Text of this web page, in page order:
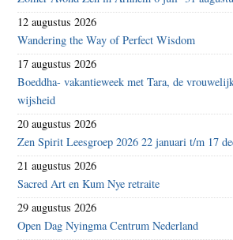
12 augustus 2026
Wandering the Way of Perfect Wisdom
17 augustus 2026
Boeddha- vakantieweek met Tara, de
wijsheid
20 augustus 2026
Zen Spirit Leesgroep 2026 22 januari t/m 17
21 augustus 2026
Sacred Art en Kum Nye retraite
29 augustus 2026
Open Dag Nyingma Centrum Nederland